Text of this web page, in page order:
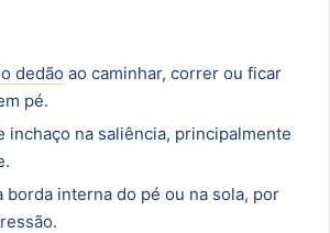
dedão ao caminhar, correr ou ficar
pé.
inchaço na saliência, principalmente
borda interna do pé ou na sola, por